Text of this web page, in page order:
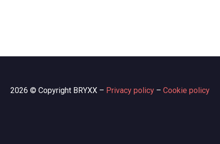
2026 © Copyright BRYXX – Privacy policy – Cookie policy